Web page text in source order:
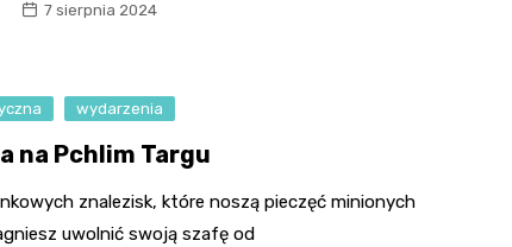
7 sierpnia 2024
wydarzenia
na Pchlim Targu
znalezisk, które noszą pieczęć minionych
uwolnić swoją szafę od